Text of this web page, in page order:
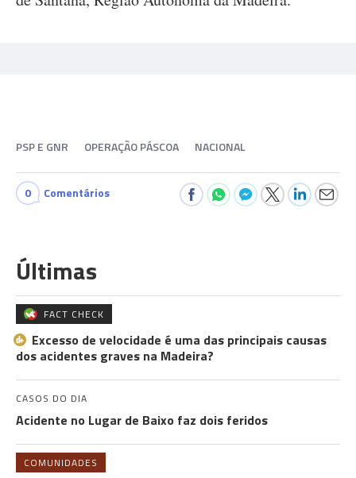
PSP E GNR OPERAÇÃO PÁSCOA NACIONAL
0 Comentários
Últimas
FACT CHECK
Excesso de velocidade é uma das principais causas
dos acidentes graves na Madeira?
CASOS DO DIA
Acidente no Lugar de Baixo faz dois feridos
COMUNIDADES